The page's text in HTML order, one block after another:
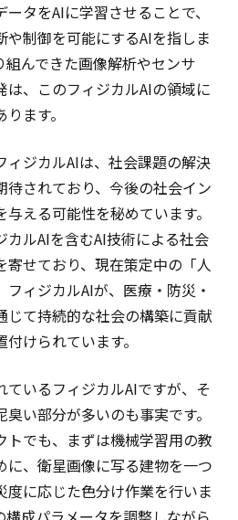
タをAIに学習させることで、
制御を可能にするAIを指しま
組んできた画像解析やセンサ
は、このフィジカルAIの領域に
ます。
ィジカルAIは、社会課題の解決
待されており、今後の社会イン
える可能性を秘めています。
カルAIを含むAI技術による社会
せており、現在策定中の「人
ィジカルAIが、医療・防災・
じて持続的な社会の構築に貢献
けられています。
ているフィジカルAIですが、そ
い部分が多いのも事実です。
トでも、まずは機械学習用の教
に、衛星画像に写る建物を一つ
に応じた色分け作業を行いま